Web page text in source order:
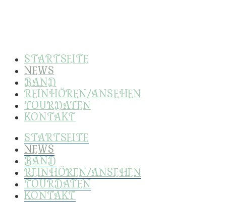
STARTSEITE
NEWS
BAND
REINHÖREN/ANSEHEN
TOURDATEN
KONTAKT
STARTSEITE
NEWS
BAND
REINHÖREN/ANSEHEN
TOURDATEN
KONTAKT